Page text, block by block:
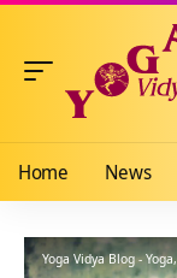
Home News
Yoga Vidya Blog -